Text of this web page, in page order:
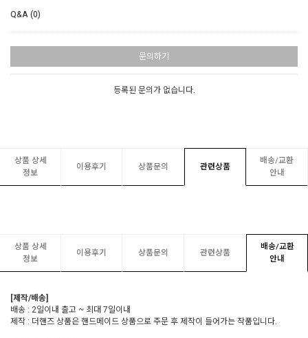
Q&A (0)
문의하기
등록된 문의가 없습니다.
상품 상세
정보
이용후기 상품문의 관련상품
배송/교환
안내
상품 상세
정보
이용후기 상품문의 관련상품
배송/교환
안내
[제작/배송]
배송 : 2일이내 출고 ~ 최대 7일이내
제작 : 더핸즈 상품은 핸드메이드 상품으로 주문 후 제작이 들어가는 작품입니다.